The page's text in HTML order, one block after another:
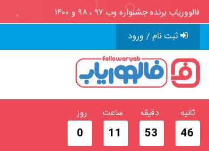
فالووریاب برنده جشنواره وب ۹۷ ، ۹۸ و ۱۴۰۰
ثبت نام / ورود
45
ثانیه
53
دقیقه
11
ساعت
0
روز